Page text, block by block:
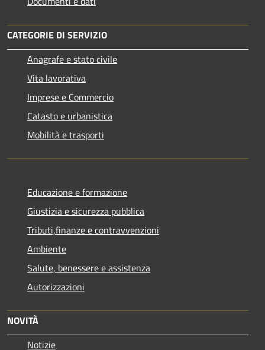
CATEGORIE DI SERVIZIO
Anagrafe e stato civile
Vita lavorativa
Imprese e Commercio
Catasto e urbanistica
Mobilità e trasporti
Educazione e formazione
Giustizia e sicurezza pubblica
Tributi,finanze e contravvenzioni
Ambiente
Salute, benessere e assistenza
Autorizzazioni
NOVITÀ
Notizie